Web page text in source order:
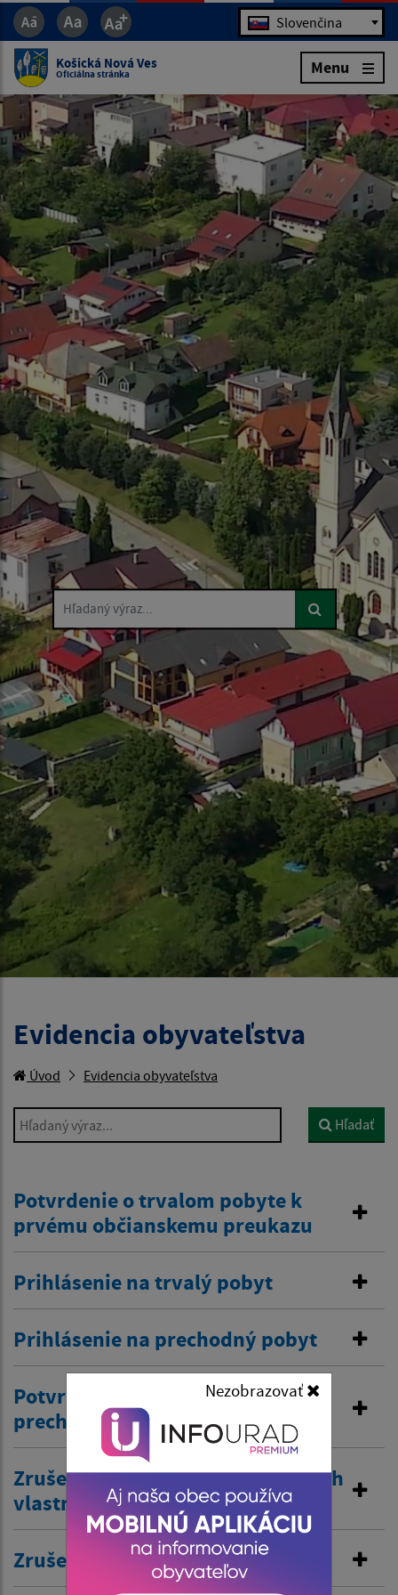
Jazyk Slovenčina
Košická Nová Ves
Oficiálna stránka Menu
Hľadaný výraz...
Evidencia obyvateľstva
Úvod Evidencia obyvateľstva
Hľadaný výraz... Hľadať
Potvrdenie o trvalom pobyte k
prvému občianskemu preukazu
Prihlásenie na trvalý pobyt
Prihlásenie na prechodný pobyt
Potvrdenie o trvalom /
prechodnom pobyte
Zrušenie trvalého pobytu na návrh
vlastníka budovy
Zrušenie prechodného pobytu
Nezobrazovať